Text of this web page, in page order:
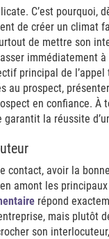
C’est pourquoi,
de créer un climat
de mettre son
immédiatement
principal de
au prospect,
en confiance.
la réussite
contact, avoir la
amont les
répond
mais plutôt
son